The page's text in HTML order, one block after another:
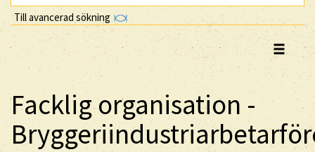
Till avancerad sökning
Facklig organisation -